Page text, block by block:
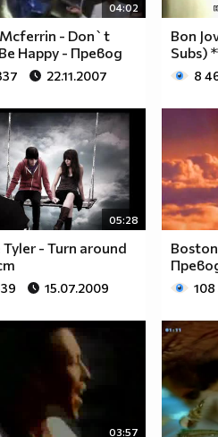
04:02
Mcferrin - Don`t
Happy - Превод
22.11.2007
Bon
Subs)
8
05:28
Tyler - Turn around
15.07.2009 108
03:57